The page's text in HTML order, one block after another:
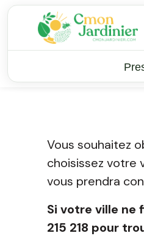
Vous souhaitez
choisissez votre
vous prendra
Si votre ville ne
215 218 pour